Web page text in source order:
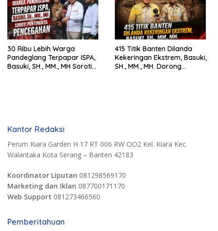
30 Ribu Lebih Warga
Pandeglang Terpapar ISPA,
Basuki, SH., MM., MH Soroti
415 Titik Banten Dilanda
Kekeringan Ekstrem, Basuki,
SH., MM., MH. Dorong
Kantor Redaksi
Perum Kiara Garden H 17 RT 006 RW OO2 Kel. Kiara Kec.
Walantaka Kota Serang – Banten 42183
Koordinator Liputan 081298569170
Marketing dan Iklan 087700171170
Web Support 081273466560
Pemberitahuan